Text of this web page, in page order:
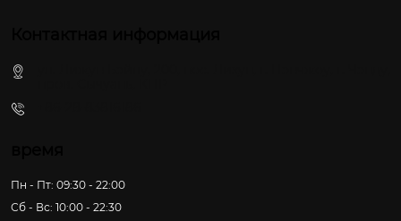
Пн - Пт: 09:30 - 22:00
Сб - Вс: 10:00 - 22:30